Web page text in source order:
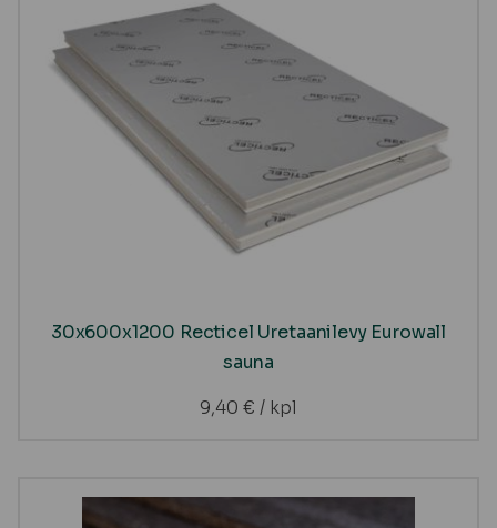
30x600x1200 Recticel Uretaanilevy Eurowall
sauna
9,40 € / kpl